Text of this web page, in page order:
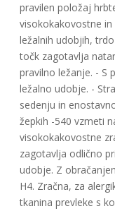
pravilen položaj
visokokakovostne in
ležalnih udobjih,
točk zagotavlja
pravilno ležanje. - S
ležalno udobje. -
sedenju in
žepkih -540 vzmeti
visokokakovostne
zagotavlja odlično
udobje. Z
H4. Zračna, za
tkanina prevleke s